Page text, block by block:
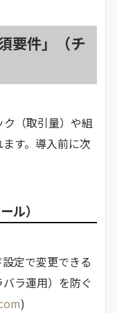
要件」（チ
（取引量）や組
す。導入前に次
ル）
定で変更できる
ラ運用）を防ぐ
)